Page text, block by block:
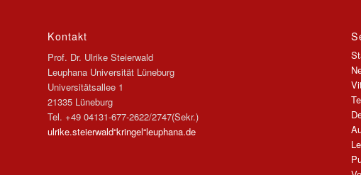
Kontakt
Prof. Dr. Ulrike Steierwald
Leuphana Universität Lüneburg
Universitätsallee 1
21335 Lüneburg
Tel. +49 04131-677-2622/2747(Sekr.)
ulrike.steierwald“kringel“leuphana.de